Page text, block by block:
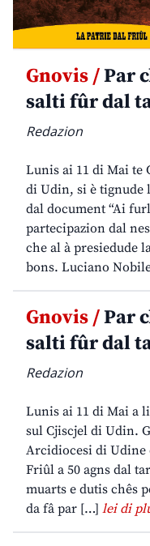
Gnovis /Par
salti fûr dal
Redazion
Lunis ai 11 di Mai te
di Udin, si è tignude
dal document “Ai
partecipazion dal
che al à presiedude
bons. Luciano
Gnovis /Par
salti fûr dal
Redazion
Lunis ai 11 di Mai a
sul Cjiscjel di Udin.
Arcidiocesi di Udine
Friûl a 50 agns dal
muarts e dutis chês
da fâ par […] lei di